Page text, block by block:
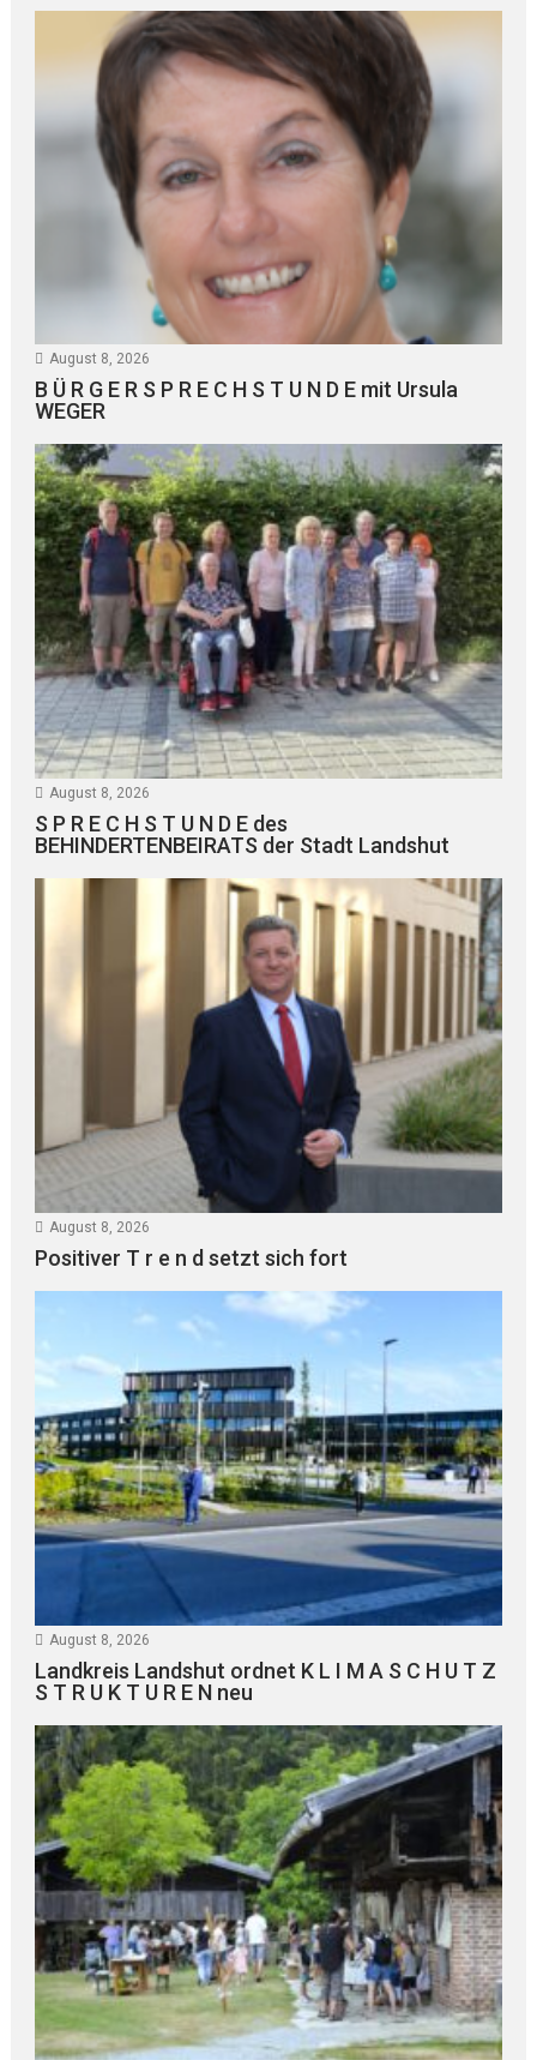
August 8, 2026
B Ü R G E R S P R E C H S T U N D E mit Ursula
WEGER
August 8, 2026
S P R E C H S T U N D E des
BEHINDERTENBEIRATS der Stadt Landshut
August 8, 2026
Positiver T r e n d setzt sich fort
August 8, 2026
Landkreis Landshut ordnet K L I M A S C H U T Z
S T R U K T U R E N neu